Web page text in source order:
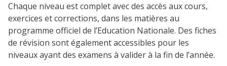
Chaque niveau est complet avec des accès aux cours,
exercices et corrections, dans les matières au
programme officiel de l’Education Nationale. Des fiches
de révision sont également accessibles pour les
niveaux ayant des examens à valider à la fin de l’année.